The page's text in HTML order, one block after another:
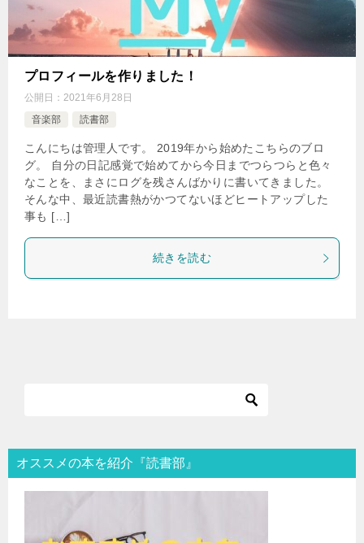
プロフィールを作りました！
公開日： 2021年6月28日
音楽部
読書部
こんにちは管理人です。 2019年から始めたこちらのブロ
グ。 自分の日記感覚で始めてから今日までつらつらと色々
なことを、まさにログを残さんばかりに書いてきました。
そんな中、最近読書熱がかつてないほどヒートアップした
事も […]
続きを読む
オススメの本を紹介『読書部』